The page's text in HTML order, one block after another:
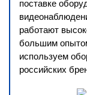
поставке
работают
большим
используем
российских